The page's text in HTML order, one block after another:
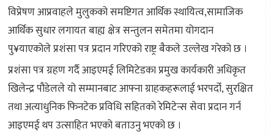
विप्रेषण आप्रवाहले मुलुकको समष्टिगत आर्थिक स्थायित्व,सामाजिक
आर्थिक सुधार लगायत बाह्य क्षेत्र सन्तुलन समेतमा योगदान
पु¥याएकोले प्रशंसा पत्र प्रदान गरिएको राष्ट्र बैकले उल्लेख गरेको छ ।
प्रशंसा पत्र ग्रहण गर्दै आइएमई लिमिटेडका प्रमुख कार्यकारी अधिकृत
खिलेन्द्र पौडेलले यो सम्मानबाट आफ्ना ग्राहकहरूलाई भरपर्दो, सुरक्षित
तथा अत्याधुनिक फिनटेक प्रविधि सहितको रेमिटेन्स सेवा प्रदान गर्न
आइएमई थप उत्साहित भएको बताउनु भएको छ ।